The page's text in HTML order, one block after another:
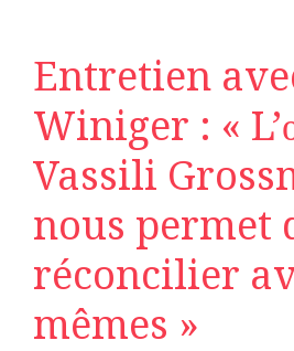
Entretien
Winiger : «
Vassili
nous permet
réconcilier
mêmes »